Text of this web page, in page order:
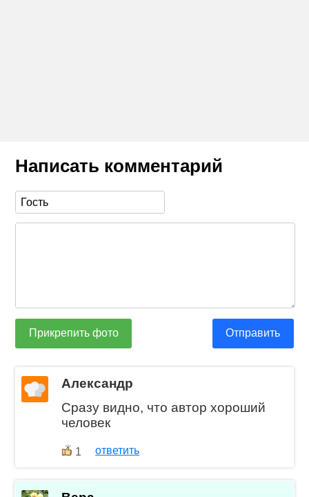
Написать комментарий
Прикрепить фото Отправить
Александр
Сразу видно, что автор хороший
человек
1 ответить